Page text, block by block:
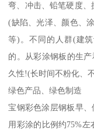
弯、冲击、铅笔硬度
(缺陷、光泽、颜色、
等)。不同的人群(建
的。从彩涂钢板的生
久性!(长时间不粉化、
绿色产品、绿色制造
宝钢彩色涂层钢板早
用彩涂的比例约75%